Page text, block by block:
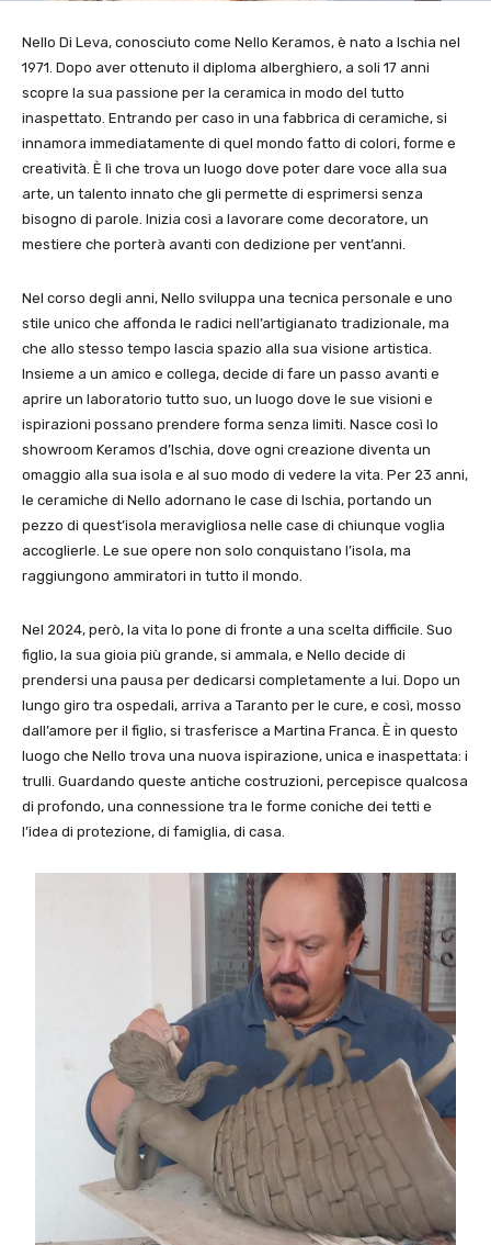
Nello Di Leva, conosciuto come Nello Keramos, è nato a Ischia nel
1971. Dopo aver ottenuto il diploma alberghiero, a soli 17 anni
scopre la sua passione per la ceramica in modo del tutto
inaspettato. Entrando per caso in una fabbrica di ceramiche, si
innamora immediatamente di quel mondo fatto di colori, forme e
creatività. È lì che trova un luogo dove poter dare voce alla sua
arte, un talento innato che gli permette di esprimersi senza
bisogno di parole. Inizia così a lavorare come decoratore, un
mestiere che porterà avanti con dedizione per vent’anni.
Nel corso degli anni, Nello sviluppa una tecnica personale e uno
stile unico che affonda le radici nell’artigianato tradizionale, ma
che allo stesso tempo lascia spazio alla sua visione artistica.
Insieme a un amico e collega, decide di fare un passo avanti e
aprire un laboratorio tutto suo, un luogo dove le sue visioni e
ispirazioni possano prendere forma senza limiti. Nasce così lo
showroom Keramos d’Ischia, dove ogni creazione diventa un
omaggio alla sua isola e al suo modo di vedere la vita. Per 23 anni,
le ceramiche di Nello adornano le case di Ischia, portando un
pezzo di quest’isola meravigliosa nelle case di chiunque voglia
accoglierle. Le sue opere non solo conquistano l’isola, ma
raggiungono ammiratori in tutto il mondo.
Nel 2024, però, la vita lo pone di fronte a una scelta difficile. Suo
figlio, la sua gioia più grande, si ammala, e Nello decide di
prendersi una pausa per dedicarsi completamente a lui. Dopo un
lungo giro tra ospedali, arriva a Taranto per le cure, e così, mosso
dall’amore per il figlio, si trasferisce a Martina Franca. È in questo
luogo che Nello trova una nuova ispirazione, unica e inaspettata: i
trulli. Guardando queste antiche costruzioni, percepisce qualcosa
di profondo, una connessione tra le forme coniche dei tetti e
l’idea di protezione, di famiglia, di casa.